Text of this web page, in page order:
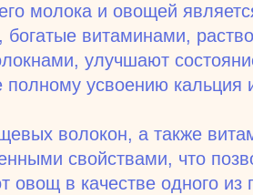
молока и овощей
витаминами,
улучшают
полному усвоению кальция
волокон, а также
свойствами, что
овощ в качестве одного из